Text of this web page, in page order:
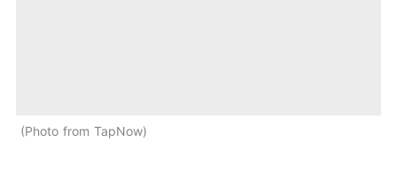
Photo from TapNow